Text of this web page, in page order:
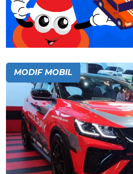
MODIF MOBIL